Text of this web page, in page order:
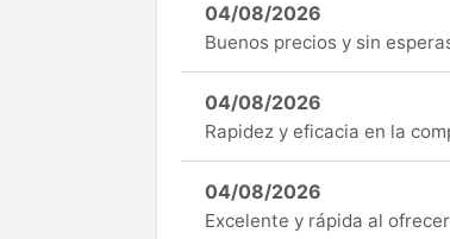
04/08/2026
Buenos precios y sin
04/08/2026
Rapidez y eficacia en la
04/08/2026
Excelente y rápida al